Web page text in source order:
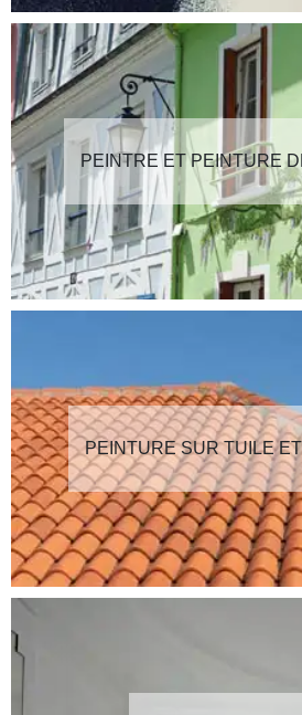
PEINTRE ET PEINTURE
PEINTURE SUR TUILE